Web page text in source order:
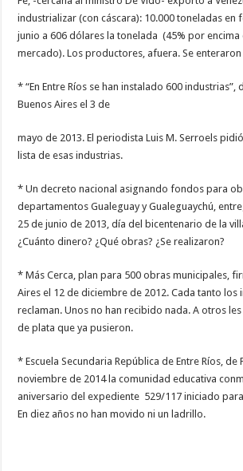
industrializar (con cáscara): 10.000 toneladas en
junio a 606 dólares la tonelada (45% por
mercado). Los productores, afuera. Se
* “En Entre Ríos se han instalado 600
Buenos Aires el 3 de
mayo de 2013. El periodista Luis M. Serroels
lista de esas industrias.
* Un decreto nacional asignando fondos para
departamentos Gualeguay y Gualeguaychú,
25 de junio de 2013, día del bicentenario de la
¿Cuánto dinero? ¿Qué obras? ¿Se realizaron?
* Más Cerca, plan para 500 obras municipales,
Aires el 12 de diciembre de 2012. Cada tanto los
reclaman. Unos no han recibido nada. A otros
de plata que ya pusieron.
* Escuela Secundaria República de Entre Ríos, de
noviembre de 2014 la comunidad educativa
aniversario del expediente 529/117 iniciado
En diez años no han movido ni un ladrillo.